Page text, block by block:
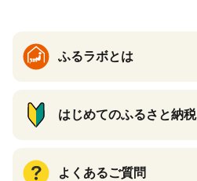
ふるラボとは
はじめてのふるさと納税
よくあるご質問